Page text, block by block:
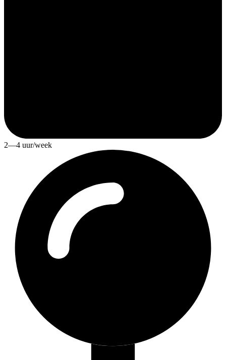
2—4 uur/week